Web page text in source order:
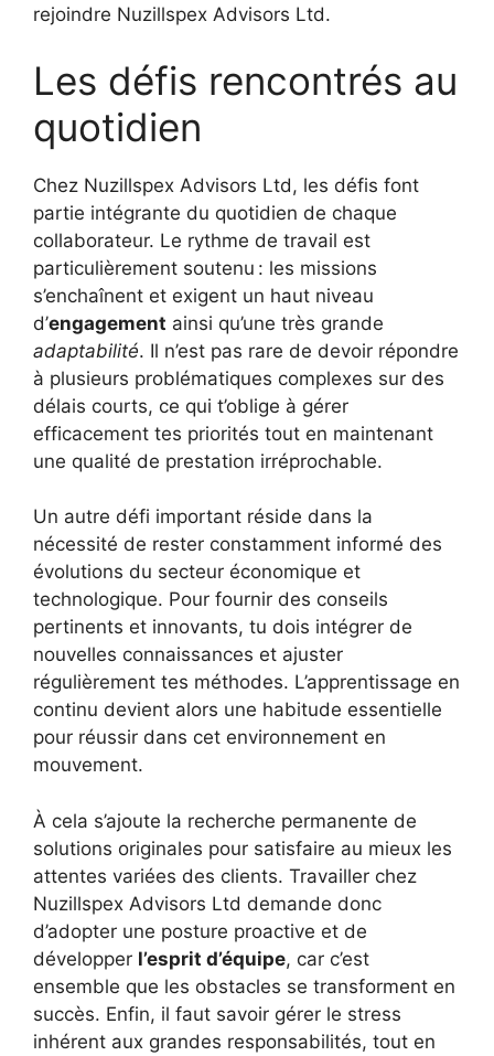
rejoindre Nuzillspex Advisors Ltd.
Les défis rencontrés au
quotidien
Chez Nuzillspex Advisors Ltd, les défis font
partie intégrante du quotidien de chaque
collaborateur. Le rythme de travail est
particulièrement soutenu : les missions
s’enchaînent et exigent un haut niveau
d’engagement ainsi qu’une très grande
adaptabilité. Il n’est pas rare de devoir répondre
à plusieurs problématiques complexes sur des
délais courts, ce qui t’oblige à gérer
efficacement tes priorités tout en maintenant
une qualité de prestation irréprochable.
Un autre défi important réside dans la
nécessité de rester constamment informé des
évolutions du secteur économique et
technologique. Pour fournir des conseils
pertinents et innovants, tu dois intégrer de
nouvelles connaissances et ajuster
régulièrement tes méthodes. L’apprentissage en
continu devient alors une habitude essentielle
pour réussir dans cet environnement en
mouvement.
À cela s’ajoute la recherche permanente de
solutions originales pour satisfaire au mieux les
attentes variées des clients. Travailler chez
Nuzillspex Advisors Ltd demande donc
d’adopter une posture proactive et de
développer l’esprit d’équipe, car c’est
ensemble que les obstacles se transforment en
succès. Enfin, il faut savoir gérer le stress
inhérent aux grandes responsabilités, tout en